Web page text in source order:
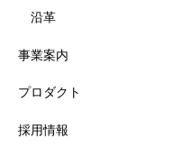
沿革
事業案内
プロダクト
採用情報